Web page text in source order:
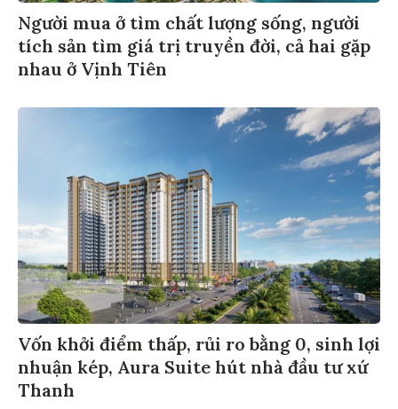
Người mua ở tìm chất lượng sống, người
tích sản tìm giá trị truyền đời, cả hai gặp
nhau ở Vịnh Tiên
Vốn khởi điểm thấp, rủi ro bằng 0, sinh lợi
nhuận kép, Aura Suite hút nhà đầu tư xứ
Thanh